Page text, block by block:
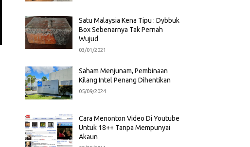
Satu Malaysia Kena Tipu : Dybbuk
Box Sebenarnya Tak Pernah
Wujud
03/01/2021
Saham Menjunam, Pembinaan
Kilang Intel Penang Dihentikan
05/09/2024
Cara Menonton Video Di Youtube
Untuk 18++ Tanpa Mempunyai
Akaun